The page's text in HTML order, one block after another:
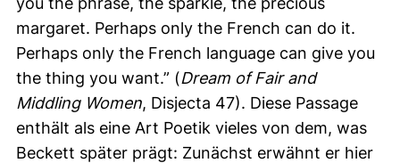
margaret. Perhaps only the French can do it.
Perhaps only the French language can give you
the thing you want.” (Dream of Fair and
Middling Women, Disjecta 47). Diese Passage
enthält als eine Art Poetik vieles von dem, was
Beckett später prägt: Zunächst erwähnt er hier